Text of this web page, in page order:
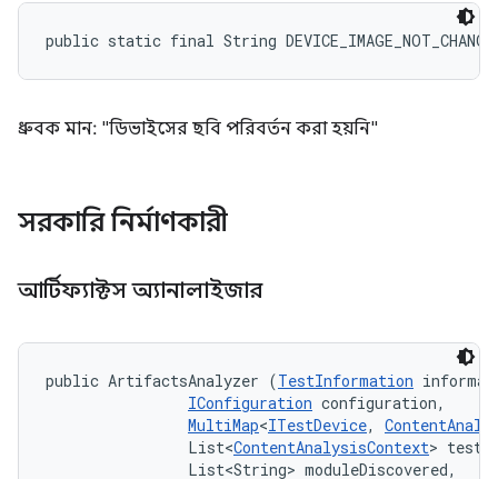
public static final String
ধ্রুবক মান: "ডিভাইসের ছবি পরিবর্তন করা হয়নি"
সরকারি নির্মাণকারী
আর্টিফ্যাক্টস অ্যানালাইজার
public ArtifactsAnalyzer (TestInformation
IConfiguration configuration,
MultiMap<ITestDevice,
                List<
ContentAnalysisContext>
                List<String> moduleDiscovered,